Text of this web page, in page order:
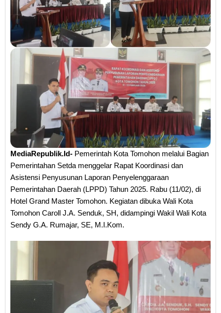
MediaRepublik.Id- Pemerintah Kota Tomohon melalui Bagian
Pemerintahan Setda menggelar Rapat Koordinasi dan
Asistensi Penyusunan Laporan Penyelenggaraan
Pemerintahan Daerah (LPPD) Tahun 2025. Rabu (11/02), di
Hotel Grand Master Tomohon. Kegiatan dibuka Wali Kota
Tomohon Caroll J.A. Senduk, SH, didampingi Wakil Wali Kota
Sendy G.A. Rumajar, SE, M.I.Kom.